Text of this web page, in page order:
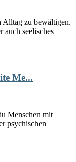
Alltag zu bewältigen.
auch seelisches
Me...
Menschen mit
psychischen